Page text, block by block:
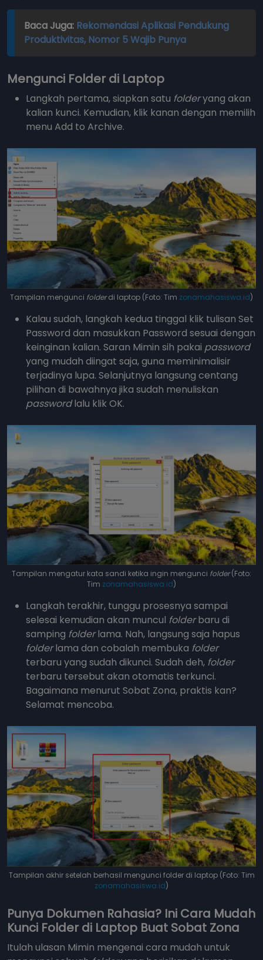
Baca Juga: Rekomendasi Aplikasi Pendukung
Produktivitas, Nomor 5 Wajib Punya
Mengunci Folder di Laptop
Langkah pertama, siapkan satu folderyang akan
kalian kunci. Kemudian, klik kanan dengan memilih
menu Add to Archive.
Tampilan mengunci folderdi laptop (Foto: Tim zonamahasiswa.id)
Kalau sudah, langkah kedua tinggal klik tulisan Set
Password dan masukkan Password sesuai dengan
keinginan kalian. Saran Mimin sih pakai password
yang mudah diingat saja, guna meminimalisir
terjadinya lupa. Selanjutnya langsung centang
pilihan di bawahnya jika sudah menuliskan
passwordlalu klik OK.
Tampilan mengatur kata sandi ketika ingin mengunci folder(Foto:
Tim zonamahasiswa.id)
Langkah terakhir, tunggu prosesnya sampai
selesai kemudian akan muncul folderbaru di
samping folderlama. Nah, langsung saja hapus
folderlama dan cobalah membuka folder
terbaru yang sudah dikunci. Sudah deh, folder
terbaru tersebut akan otomatis terkunci.
Bagaimana menurut Sobat Zona, praktis kan?
Selamat mencoba.
Tampilan akhir setelah berhasil mengunci folder di laptop (Foto: Tim
zonamahasiswa.id)
Punya Dokumen Rahasia? Ini Cara Mudah
Kunci Folder di Laptop Buat Sobat Zona
Itulah ulasan Mimin mengenai cara mudah untuk